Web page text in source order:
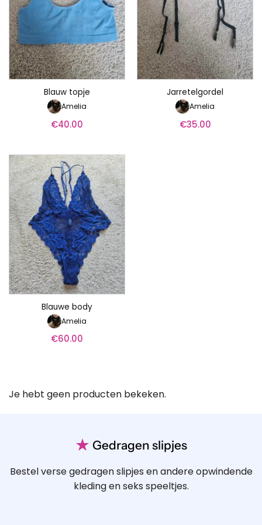
Blauw topje
Amelia
€40.00
Jarretelgordel
Amelia
€35.00
Blauwe body
Amelia
€60.00
Je hebt geen producten bekeken.
★ Gedragen slipjes
Bestel verse gedragen slipjes en andere opwindende
kleding en seks speeltjes.